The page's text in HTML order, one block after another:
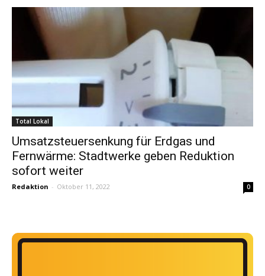
Total Lokal
Umsatzsteuersenkung für Erdgas und
Fernwärme: Stadtwerke geben Reduktion
sofort weiter
Redaktion - Oktober 11, 2022 0